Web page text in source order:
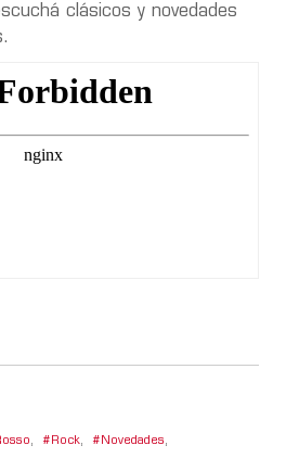
clásicos y novedades
, Rock, Novedades,